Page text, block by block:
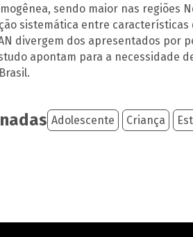
sendo maior nas regiões
sistemática entre
divergem dos apresentados por
apontam para a necessidade
Adolescente Criança